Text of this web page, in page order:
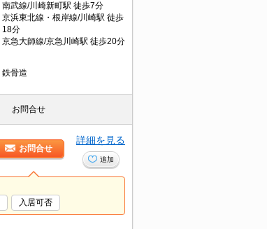
南武線/川崎新町駅 徒歩7分
京浜東北線・根岸線/川崎駅 徒歩
18分
京急大師線/京急川崎駅 徒歩20分
鉄骨造
お問合せ
お問合せ
詳細を見る
追加
入居可否